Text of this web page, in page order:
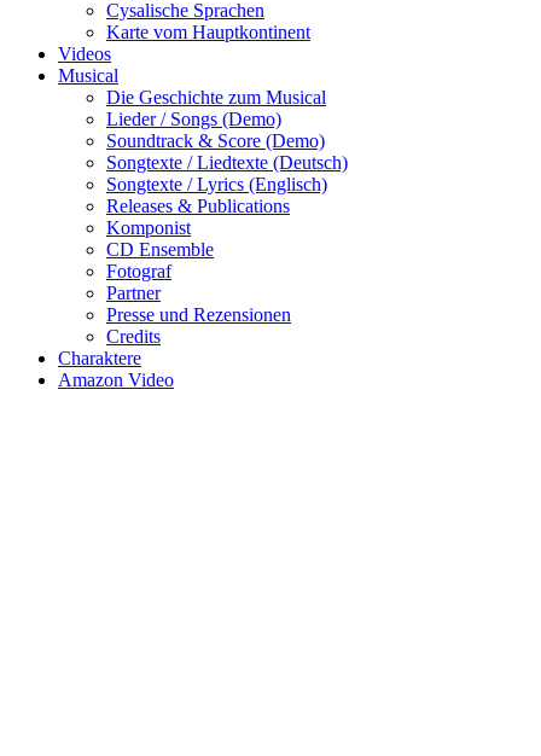
Cysalische Sprachen
Karte vom Hauptkontinent
Videos
Musical
Die Geschichte zum Musical
Lieder / Songs (Demo)
Soundtrack & Score (Demo)
Songtexte / Liedtexte (Deutsch)
Songtexte / Lyrics (Englisch)
Releases & Publications
Komponist
CD Ensemble
Fotograf
Partner
Presse und Rezensionen
Credits
Charaktere
Amazon Video